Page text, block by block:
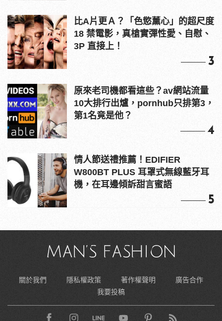
比A片更Ａ？「色慾薰心」的超尺度
18 禁電影，真槍實彈性愛、自慰、
3P 直接上！
3
原來老司機都看這些？av網站流量
10大排行出爐，pornhub只排第3，
第1名竟是他？
4
情人節送禮推薦！EDIFIER
W800BT PLUS 耳罩式無線藍牙耳
機，在耳邊傾訴甜言蜜語
5
關於我們 隱私權政策 著作權聲明
廣告合作
我要投稿